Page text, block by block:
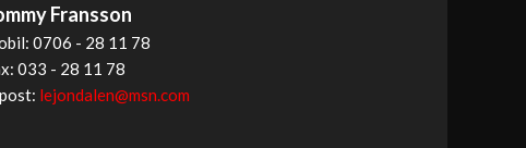
Fransson
0706 - 28 11 78
033 - 28 11 78
lejondalen@msn.com